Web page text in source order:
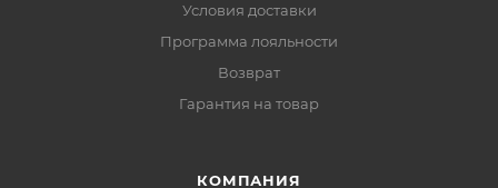
Условия доставки
Программа лояльности
Возврат
Гарантия на товар
КОМПАНИЯ